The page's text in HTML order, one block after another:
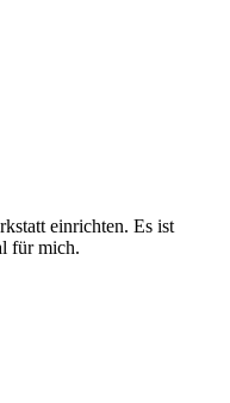
einrichten. Es ist
für mich.